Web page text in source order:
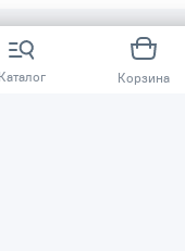
Каталог Корзина